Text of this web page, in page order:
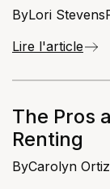
ByLori Stevens
Lire l'article
The Pros
Renting
ByCarolyn Ortiz